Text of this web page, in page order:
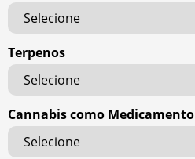
Terpenos
Cannabis como Medicamento